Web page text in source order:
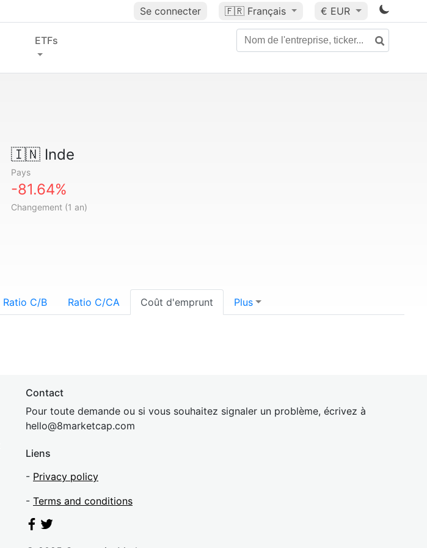
Se connecter 🇫🇷 Français € EUR
ETFs
🇮🇳Inde
Pays
-81.64%
Changement (1 an)
Ratio C/B Ratio C/CA Coût d'emprunt Plus
Contact
Pour toute demande ou si vous souhaitez signaler un problème, écrivez à
hello@8marketcap.com
Liens
- Privacy policy
- Terms and conditions